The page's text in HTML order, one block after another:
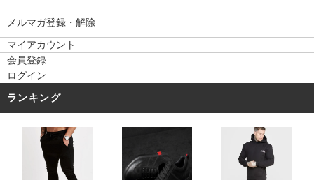
メルマガ登録・解除
マイアカウント
会員登録
ログイン
ランキング